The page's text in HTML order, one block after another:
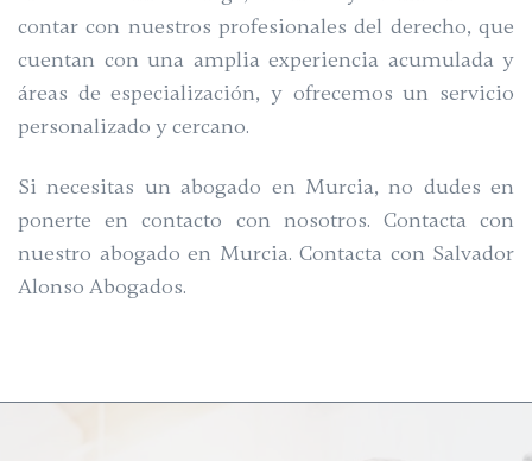
contar con nuestros profesionales del derecho, que
cuentan con una amplia experiencia acumulada y
áreas de especialización, y ofrecemos un servicio
personalizado y cercano.
Si necesitas un abogado en Murcia, no dudes en
ponerte en contacto con nosotros. Contacta con
nuestro abogado en Murcia. Contacta con Salvador
Alonso Abogados.